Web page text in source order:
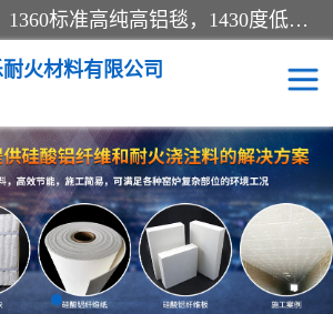
1260卷毡针刺毯，1360标准高纯高铝毯，1430度低锆锆铝含锆毯，普通挡渣棉卷毡，防火纸、挡火板、隔热垫片模块、棉块、折叠块、散棉高温固化剂价格规格密度多少钱图片视频立方平米参数指标
火材料有限公司
硅酸铝纤维纸
高铝毯
硅酸铝折叠块